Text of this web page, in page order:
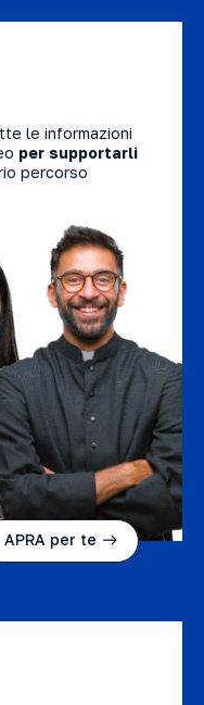
APRA per te
le informazioni
per supportarli
percorso